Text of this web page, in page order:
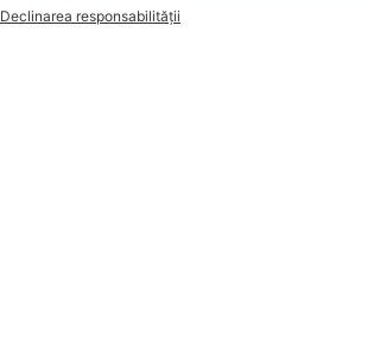
Declinarea responsabilității